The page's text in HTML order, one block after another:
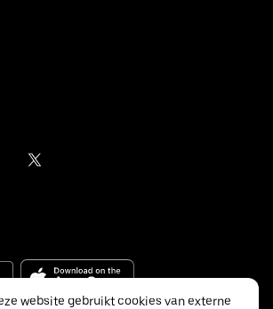
website gebruikt cookies van externe